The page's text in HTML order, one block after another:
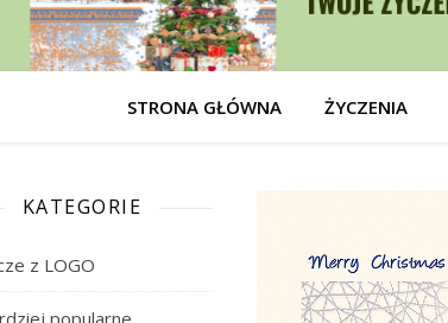
STRONA GŁÓWNA ŻYCZENIA
KATEGORIE
z LOGO
popularne